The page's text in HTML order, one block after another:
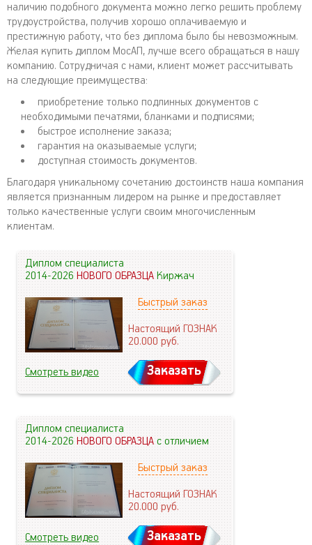
наличию подобного документа можно легко решить проблему
трудоустройства, получив хорошо оплачиваемую и
престижную работу, что без диплома было бы невозможным.
Желая купить диплом МосАП, лучше всего обращаться в нашу
компанию. Сотрудничая с нами, клиент может рассчитывать
на следующие преимущества:
приобретение только подлинных документов с
необходимыми печатями, бланками и подписями;
быстрое исполнение заказа;
гарантия на оказываемые услуги;
доступная стоимость документов.
Благодаря уникальному сочетанию достоинств наша компания
является признанным лидером на рынке и предоставляет
только качественные услуги своим многочисленным
клиентам.
Диплом специалиста
2014-2026НОВОГО ОБРАЗЦАКиржач
Быстрый заказ
Настоящий ГОЗНАК
20.000руб.
Смотреть видео Заказать
Диплом специалиста
2014-2026НОВОГО ОБРАЗЦАс отличием
Быстрый заказ
Настоящий ГОЗНАК
20.000руб.
Смотреть видео Заказать